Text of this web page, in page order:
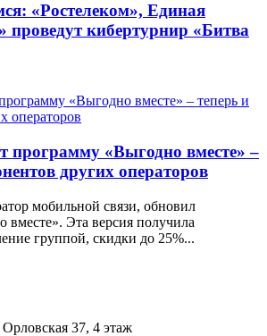
«Ростелеком», Единая
проведут кибертурнир «Битва
программу «Выгодно вместе» –
других операторов
мобильной связи, обновил
Эта версия получила
группой, скидки до 25%...
37, 4 этаж